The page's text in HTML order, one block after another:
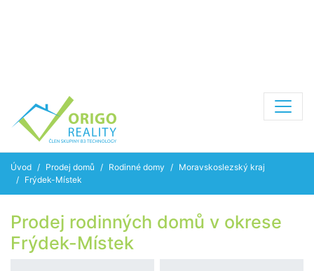
Úvod Prodej domů Rodinné domy
Moravskoslezský kraj
Frýdek-Místek
Prodej rodinných domů v okrese
Frýdek-Místek